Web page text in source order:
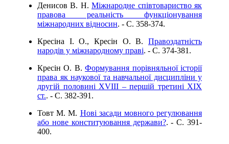
Денисов В. Н.Міжнародне співтовариство як
правова реальність функціонування
міжнародних відносин. - C. 358-374.
Кресіна І. О., Кресін О. В. Правоздатність
народів у міжнародному праві. - C. 374-381.
Кресін О. В.Формування порівняльної історії
права як наукової та навчальної дисципліни у
другій половині XVIII – першій третині ХІХ
ст.. - C. 382-391.
Товт М. М. Нові засади мовного регулювання
або нове конституювання держави?. - C. 391-
400.